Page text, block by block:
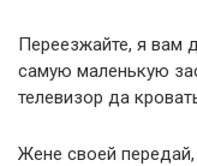
Переезжайте, я вам
самую маленькую
телевизор да
Жене своей